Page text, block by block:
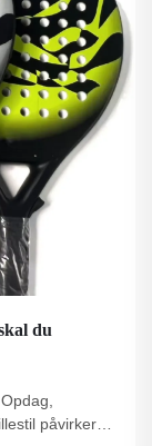
du
påvirker